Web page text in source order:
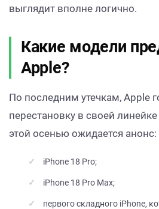
выглядит вполне логично.
Какие модели
Apple?
По последним утечкам, Apple
перестановку в своей
этой осенью ожидается анонс:
iPhone 18 Pro;
iPhone 18 Pro Max;
первого складного iPhone,